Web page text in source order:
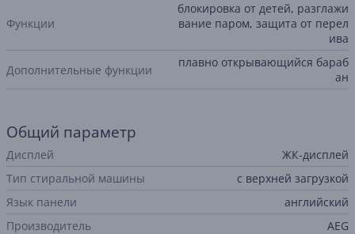
Функции
блокировка от детей, разглажи
вание паром, защита от перел
ива
Дополнительные функции
плавно открывающийся бараб
ан
Общий параметр
Дисплей
ЖК-дисплей
Тип стиральной машины
с верхней загрузкой
Язык панели
английский
Производитель
AEG